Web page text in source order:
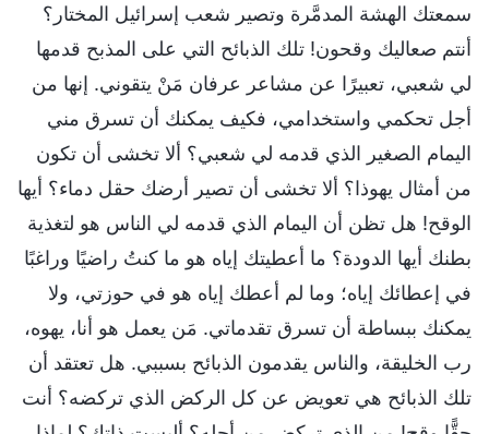
سمعتك الهشة المدمَّرة وتصير شعب إسرائيل المختار؟
أنتم صعاليك وقحون! تلك الذبائح التي على المذبح قدمها
لي شعبي، تعبيرًا عن مشاعر عرفان مَنْ يتقوني. إنها من
أجل تحكمي واستخدامي، فكيف يمكنك أن تسرق مني
اليمام الصغير الذي قدمه لي شعبي؟ ألا تخشى أن تكون
من أمثال يهوذا؟ ألا تخشى أن تصير أرضك حقل دماء؟ أيها
الوقح! هل تظن أن اليمام الذي قدمه لي الناس هو لتغذية
بطنك أيها الدودة؟ ما أعطيتك إياه هو ما كنتُ راضيًا وراغبًا
في إعطائك إياه؛ وما لم أعطك إياه هو في حوزتي، ولا
يمكنك ببساطة أن تسرق تقدماتي. مَن يعمل هو أنا، يهوه،
رب الخليقة، والناس يقدمون الذبائح بسببي. هل تعتقد أن
تلك الذبائح هي تعويض عن كل الركض الذي تركضه؟ أنت